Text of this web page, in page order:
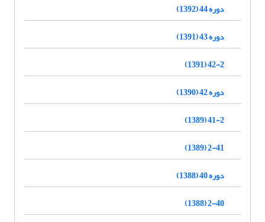
دوره 44 (1392)
دوره 43 (1391)
42-2 (1391)
دوره 42 (1390)
41-2 (1389)
2-41 (1389)
دوره 40 (1388)
2-40 (1388)